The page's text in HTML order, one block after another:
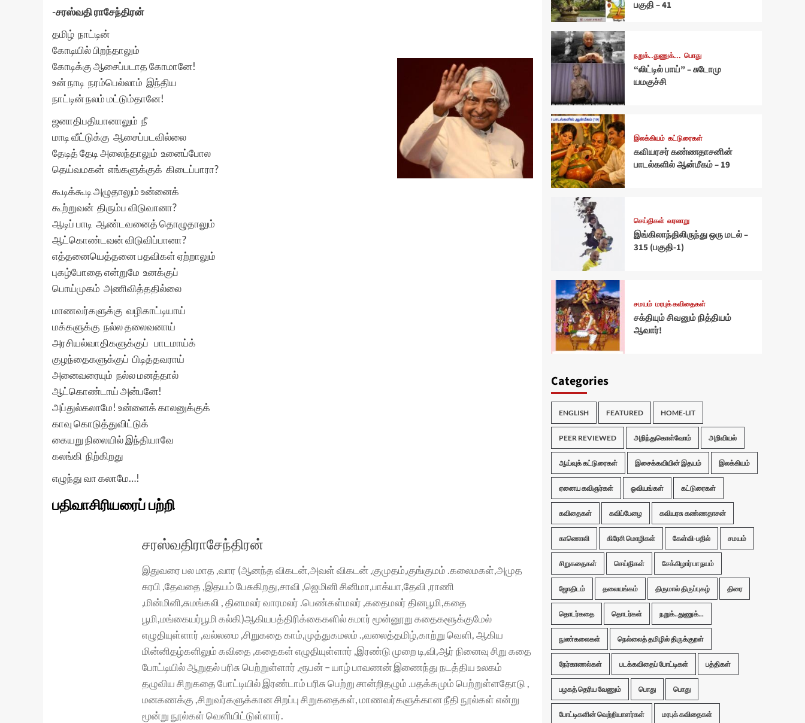
-சரஸ்வதி ராசேந்திரன்
தமிழ் நாட்டின்
கோடியில் பிறந்தாலும்
கோடிக்கு ஆசைப்படாத கோமானே!
உன் நாடி நரம்பெல்லாம் இந்திய
நாட்டின் நலம் மட்டும்தானே!
ஜனாதிபதியானாலும் நீ
மாடி வீட்டுக்கு ஆசைப்படவில்லை
தேடித் தேடி அலைந்தாலும் உனைப்போல
தெய்வமகன் எங்களுக்குக் கிடைப்பாரா?
கூடிக்கூடி அழுதாலும் உன்னைக்
கூற்றுவன் திரும்ப விடுவானா?
ஆடிப் பாடி ஆண்டவனைத் தொழுதாலும்
ஆட்கொண்டவன் விடுவிப்பானா?
எத்தனையெத்தனை பதவிகள் ஏற்றாலும்
புகழ்போதை என்றுமே உனக்குப்
பொய்முகம் அணிவித்ததில்லை
மாணவர்களுக்கு வழிகாட்டியாய்
மக்களுக்கு நல்ல தலைவனாய்
அரசியல்வாதிகளுக்குப் பாடமாய்க்
குழந்தைகளுக்குப் பிடித்தவராய்
அனைவரையும் நல்ல மனத்தால்
ஆட்கொண்டாய் அன்பனே!
அப்துல்கலாமே! உன்னைக் காலனுக்குக்
காவு கொடுத்துவிட்டுக்
கையறு நிலையில் இந்தியாவே
கலங்கி நிற்கிறது
எழுந்து வா கலாமே…!
பதிவாசிரியரைப் பற்றி
சரஸ்வதிராசேந்திரன்
இதுவரை பல மாத ,வார (ஆனந்த விகடன்,அவள் விகடன் ,குமுதம்,குங்குமம் .கலைமகள்,அமுத
சுரபி ,தேவதை ,இதயம் பேசுகிறது,சாவி ,ஜெமினி சினிமா,பாக்யா,தேவி ,ராணி
,மின்மினி,சுமங்கலி , தினமலர் வாரமலர் .பெண்கள்மலர் ,கதைமலர் தினபூமி,கதை
பூமி,மங்கையர்பூமி கல்கி)ஆகியபத்திரிக்கைகளில் சுமார் மூன்னூறு கதைகளூக்குமேல்
எழுதியுள்ளார் ,வல்லமை ,சிறுகதை காம்,முத்துகமலம் .,வலைத்தமிழ்,காற்று வெளி, ஆகிய
மின்னிதழ்களிலும் கவிதை ,கதைகள் எழுதியுள்ளார் ,இரண்டு முறை டி,வி,ஆர் நினைவு சிறு கதை
போட்டியில் ஆறுதல் பரிசு பெற்றுள்ளார் ,ரூபன் – யாழ் பாவணன் இணைந்து நடத்திய உலகம்
தழுவிய சிறுகதை போட்டியில் இரண்டாம் பரிசு பெற்று சான்றிதழும் .பதக்கமும் பெற்றுள்ளதோடு ,
மனகணக்கு ,சிறுவர்களுக்கான சிறப்பு சிறுகதைகள், மாணவர்களுக்கான நீதி நூல்கள் என்று
மூன்று நூல்கள் வெளியிட்டுள்ளார்.
பகுதி – 41
நறுக்..துணுக்... பொது
“லிட்டில் பாய்” – சுடோமு
யமகுச்சி
இலக்கியம் கட்டுரைகள்
கவியரசர் கண்ணதாசனின்
பாடல்களில் ஆன்மீகம் – 19
செய்திகள் வரலாறு
இங்கிலாந்திலிருந்து ஒரு மடல் –
315 (பகுதி-1)
சமயம் மரபுக் கவிதைகள்
சக்தியும் சிவனும் நித்தியம்
ஆவார்!
Categories
ENGLISH FEATURED HOME-LIT
PEER REVIEWED அறிந்துகொள்வோம் அறிவியல்
ஆய்வுக் கட்டுரைகள் இசைக்கவியின் இதயம் இலக்கியம்
ஏனைய கவிஞர்கள் ஓவியங்கள் கட்டுரைகள்
கவிதைகள் கவிப்பேழை கவியரசு கண்ணதாசன்
காணொலி கிரேசி மொழிகள் கேள்வி-பதில் சமயம்
சிறுகதைகள் செய்திகள் சேக்கிழார் பா நயம்
ஜோதிடம் தலையங்கம் திருமால் திருப்புகழ் திரை
தொடர்கதை தொடர்கள் நறுக்..துணுக்...
நுண்கலைகள் நெல்லைத் தமிழில் திருக்குறள்
நேர்காணல்கள் படக்கவிதைப் போட்டிகள் பத்திகள்
பழகத் தெரிய வேணும் பொது பொது
போட்டிகளின் வெற்றியாளர்கள் மரபுக் கவிதைகள்